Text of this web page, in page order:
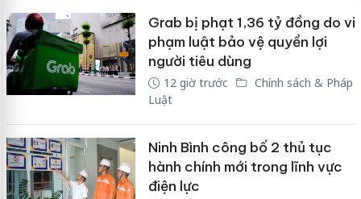
Grab bị phạt 1,36 tỷ đồng do vi
phạm luật bảo vệ quyền lợi
người tiêu dùng
12 giờ trước
Chính sách & Pháp
Luật
Ninh Bình công bố 2 thủ tục
hành chính mới trong lĩnh vực
điện lực